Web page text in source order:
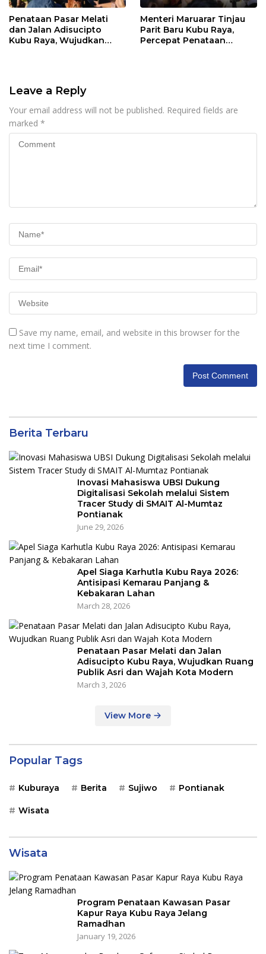
Penataan Pasar Melati
dan Jalan Adisucipto
Kubu Raya, Wujudkan
Menteri Maruarar Tinjau
Parit Baru Kubu Raya,
Percepat Penataan
Leave a Reply
Your email address will not be published. Required fields are
marked *
Save my name, email, and website in this browser for the
next time I comment.
Berita Terbaru
Inovasi Mahasiswa UBSI Dukung
Digitalisasi Sekolah melalui Sistem
Tracer Study di SMAIT Al-Mumtaz
Pontianak
June 29, 2026
Apel Siaga Karhutla Kubu Raya 2026:
Antisipasi Kemarau Panjang &
Kebakaran Lahan
March 28, 2026
Penataan Pasar Melati dan Jalan
Adisucipto Kubu Raya, Wujudkan Ruang
Publik Asri dan Wajah Kota Modern
March 3, 2026
View More
Popular Tags
Kuburaya Berita Sujiwo Pontianak
Wisata
Wisata
Program Penataan Kawasan Pasar
Kapur Raya Kubu Raya Jelang
Ramadhan
January 19, 2026